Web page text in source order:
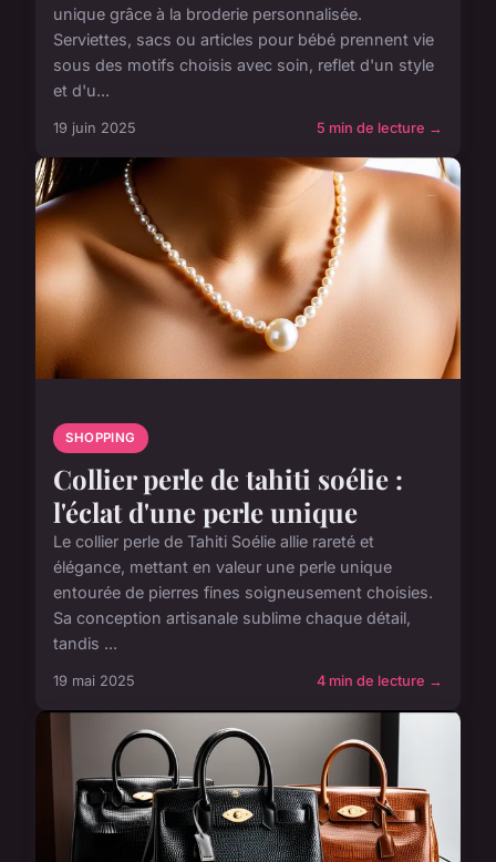
unique grâce à la broderie personnalisée.
Serviettes, sacs ou articles pour bébé prennent vie
sous des motifs choisis avec soin, reflet d'un style
et d'u...
19 juin 2025 5 min de lecture →
SHOPPING
Collier perle de tahiti soélie :
l'éclat d'une perle unique
Le collier perle de Tahiti Soélie allie rareté et
élégance, mettant en valeur une perle unique
entourée de pierres fines soigneusement choisies.
Sa conception artisanale sublime chaque détail,
tandis ...
19 mai 2025 4 min de lecture →